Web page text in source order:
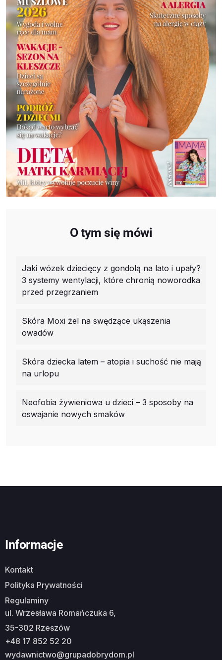
O tym się mówi
Jaki wózek dziecięcy z gondolą na lato i upały?
3 systemy wentylacji, które chronią noworodka
przed przegrzaniem
Skóra Moxi żel na swędzące ukąszenia
owadów
Skóra dziecka latem – atopia i suchość nie mają
na urlopu
Neofobia żywieniowa u dzieci – 3 sposoby na
oswajanie nowych smaków
Informacje
Kontakt
Polityka Prywatności
Regulaminy
ul. Wrzesława Romańczuka 6,
35-302 Rzeszów
+48 17 852 52 20
wydawnictwo@grupadobrydom.pl